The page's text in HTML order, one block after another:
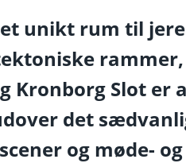
unikt rum til
Kronborg Slot er
det
og møde-